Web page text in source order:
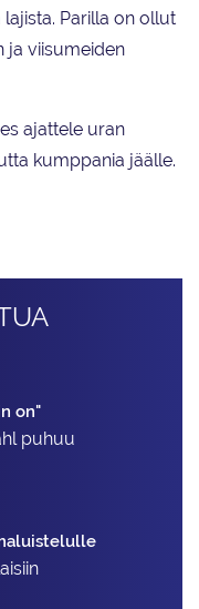
Parilla on ollut
ja viisumeiden
ajattele uran
kumppania jäälle.
on"
puhuu